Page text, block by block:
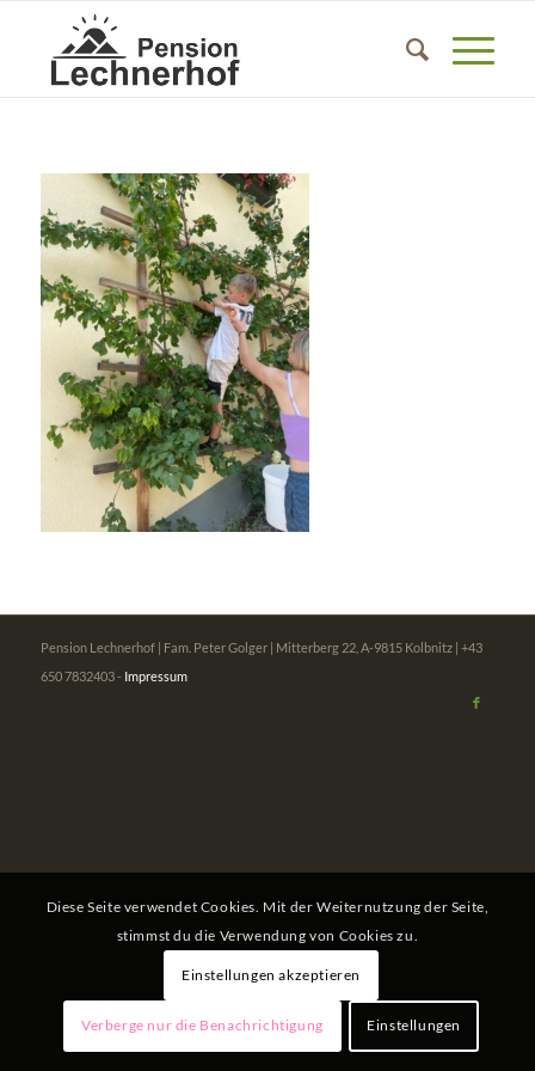
Pension Lechnerhof | Fam. Peter Golger | Mitterberg 22, A-9815 Kolbnitz | +43
650 7832403 - Impressum
Diese Seite verwendet Cookies. Mit der Weiternutzung der Seite,
stimmst du die Verwendung von Cookies zu.
Einstellungen akzeptieren
Verberge nur die Benachrichtigung Einstellungen